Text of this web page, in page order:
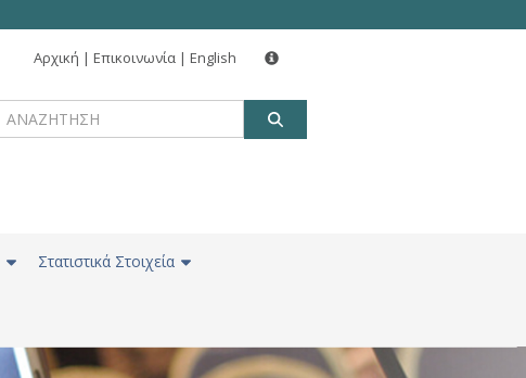
Αρχική | Επικοινωνία | English
Στατιστικά Στοιχεία